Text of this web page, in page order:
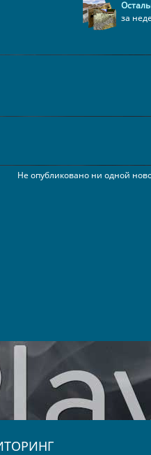
за
Не опубликовано ни одной